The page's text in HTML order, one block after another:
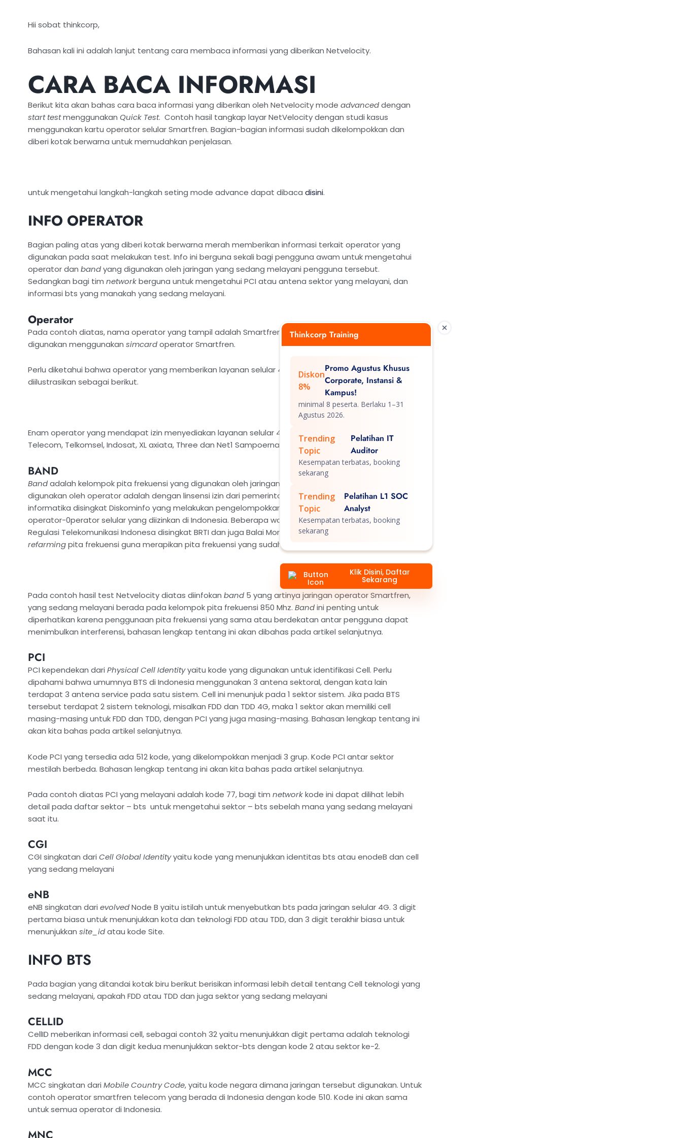
Hii sobat thinkcorp,
Bahasan kali ini adalah lanjut tentang cara membaca informasi yang diberikan Netvelocity.
CARA BACA INFORMASI
Berikut kita akan bahas cara baca informasi yang diberikan oleh Netvelocity mode advanceddengan
start testmenggunakan Quick Test. Contoh hasil tangkap layar NetVelocity dengan studi kasus
menggunakan kartu operator selular Smartfren. Bagian-bagian informasi sudah dikelompokkan dan
diberi kotak berwarna untuk memudahkan penjelasan.
untuk mengetahui langkah-langkah seting mode advance dapat dibaca disini.
INFO OPERATOR
Bagian paling atas yang diberi kotak berwarna merah memberikan informasi terkait operator yang
digunakan pada saat melakukan test. Info ini berguna sekali bagi pengguna awam untuk mengetahui
operator dan bandyang digunakan oleh jaringan yang sedang melayani pengguna tersebut.
Sedangkan bagi tim networkberguna untuk mengetahui PCI atau antena sektor yang melayani, dan
informasi bts yang manakah yang sedang melayani.
Operator
Pada contoh diatas, nama operator yang tampil adalah Smartfren, dikarenakan jaringan yang
digunakan menggunakan simcardoperator Smartfren.
Perlu diketahui bahwa operator yang memberikan layanan selular 4G di Indonesia saat ini dapat
diilustrasikan sebagai berikut.
Enam operator yang mendapat izin menyediakan layanan selular 4G di Indonesia yaitu Smartfren
Telecom, Telkomsel, Indosat, XL axiata, Three dan Net1 Sampoerna Telecom,
BAND
Bandadalah kelompok pita frekuensi yang digunakan oleh jaringan operator tersebut.
digunakan oleh operator adalah dengan linsensi izin dari pemerintah lewat dinas komunikasi dan
informatika disingkat Diskominfo yang melakukan pengelompokkan dan pelelangan pita frekuensi ke
operator-0perator selular yang diizinkan di Indonesia. Beberapa waktu lalu, pemerintah dibantu Badan
Regulasi Telekomunikasi Indonesa disingkat BRTI dan juga Balai Monitoring disingkat Balmon melakukan
refarmingpita frekuensi guna merapikan pita frekuensi yang sudah terisi maupun yang akan diisi.
Pada contoh hasil test Netvelocity diatas diinfokan band 5 yang artinya jaringan operator Smartfren,
yang sedang melayani berada pada kelompok pita frekuensi 850 Mhz. Bandini penting untuk
diperhatikan karena penggunaan pita frekuensi yang sama atau berdekatan antar pengguna dapat
menimbulkan interferensi, bahasan lengkap tentang ini akan dibahas pada artikel selanjutnya.
PCI
PCI kependekan dari Physical Cell Identityyaitu kode yang digunakan untuk identifikasi Cell. Perlu
dipahami bahwa umumnya BTS di Indonesia menggunakan 3 antena sektoral, dengan kata lain
terdapat 3 antena service pada satu sistem. Cell ini menunjuk pada 1 sektor sistem. Jika pada BTS
tersebut terdapat 2 sistem teknologi, misalkan FDD dan TDD 4G, maka 1 sektor akan memiliki cell
masing-masing untuk FDD dan TDD, dengan PCI yang juga masing-masing. Bahasan lengkap tentang ini
akan kita bahas pada artikel selanjutnya.
Kode PCI yang tersedia ada 512 kode, yang dikelompokkan menjadi 3 grup. Kode PCI antar sektor
mestilah berbeda. Bahasan lengkap tentang ini akan kita bahas pada artikel selanjutnya.
Pada contoh diatas PCI yang melayani adalah kode 77, bagi tim networkkode ini dapat dilihat lebih
detail pada daftar sektor – bts untuk mengetahui sektor – bts sebelah mana yang sedang melayani
saat itu.
CGI
CGI singkatan dari Cell Global Identityyaitu kode yang menunjukkan identitas bts atau enodeB dan cell
yang sedang melayani
eNB
eNB singkatan dari evolvedNode B yaitu istilah untuk menyebutkan bts pada jaringan selular 4G. 3 digit
pertama biasa untuk menunjukkan kota dan teknologi FDD atau TDD, dan 3 digit terakhir biasa untuk
menunjukkan site_idatau kode Site.
INFO BTS
Pada bagian yang ditandai kotak biru berikut berisikan informasi lebih detail tentang Cell teknologi yang
sedang melayani, apakah FDD atau TDD dan juga sektor yang sedang melayani
CELLID
CellID meberikan informasi cell, sebagai contoh 32 yaitu menunjukkan digit pertama adalah teknologi
FDD dengan kode 3 dan digit kedua menunjukkan sektor-bts dengan kode 2 atau sektor ke-2.
MCC
MCC singkatan dari Mobile Country Code, yaitu kode negara dimana jaringan tersebut digunakan. Untuk
contoh operator smartfren telecom yang berada di Indonesia dengan kode 510. Kode ini akan sama
untuk semua operator di Indonesia.
MNC
Thinkcorp Training
Diskon
8%
Promo Agustus Khusus
Corporate, Instansi &
Kampus!
minimal 8 peserta. Berlaku 1–31
Agustus 2026.
Trending
Topic
Pelatihan IT
Auditor
Kesempatan terbatas, booking
sekarang
Trending
Topic
Pelatihan L1 SOC
Analyst
Kesempatan terbatas, booking
sekarang
Klik Disini, Daftar
Sekarang